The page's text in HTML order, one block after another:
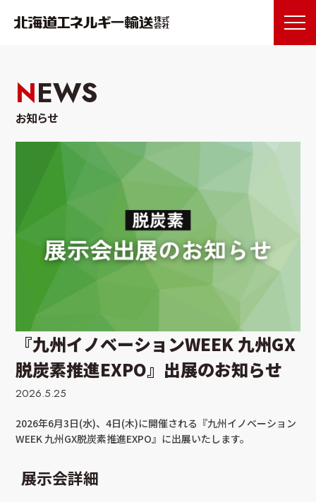
NEWS
お知らせ
『九州イノベーションWEEK 九州GX
脱炭素推進EXPO』出展のお知らせ
2026.5.25
2026年6月3日(水)、4日(木)に開催される『九州イノベーション
WEEK 九州GX脱炭素推進EXPO』に出展いたします。
展示会詳細